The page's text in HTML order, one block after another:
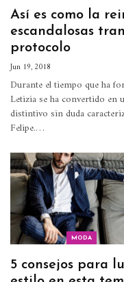
Así es como la
escandalosas
protocolo
Jun 19, 2018
Durante el tiempo que ha
Letizia se ha convertido en
distintivo sin duda
Felipe.…
MODA
5 consejos para